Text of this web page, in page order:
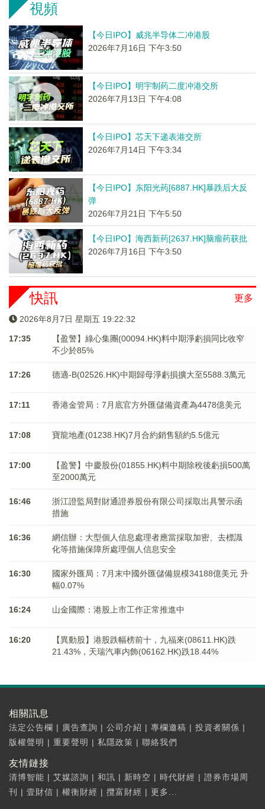
視頻
【今日IPO】威兆半导体二冲港股
2026年7月16日 下午3:50
【今日IPO】明宇制药二度冲港交所
2026年7月13日 下午4:08
【今日IPO】芯天下递表港交所
2026年7月14日 下午3:34
【今日IPO】东阳光药[6887.HK]暴跌后大反
弹
2026年7月21日 下午5:50
【今日IPO】海西新药[2637.HK]脑瘤药获批
2026年7月16日 下午3:50
更多
快訊
2026年8月7日 星期五 19:22:32
17:35
【盈警】綠心集團(00094.HK)料中期淨虧損同比收窄
不少於85%
17:26 德適-B(02526.HK)中期歸母淨虧損擴大至5588.3萬元
17:11 香港金管局：7月底官方外匯儲備資產為4478億美元
17:08 寶龍地產(01238.HK)7月合約銷售額約5.5億元
17:00
【盈警】中慶股份(01855.HK)料中期除稅後虧損500萬
至2000萬元
16:46
浙江證監局對財通證券股份有限公司採取出具警示函
措施
16:36
網信辦：大型個人信息處理者應當採取加密、去標識
化等措施保障所處理個人信息安全
16:30
國家外匯局：7月末中國外匯儲備規模34188億美元 升
幅0.07%
16:24 山金國際：港股上市工作正常推進中
16:20
【異動股】港股跌幅榜前十，九福來(08611.HK)跌
21.43%，天瑞汽車内飾(06162.HK)跌18.44%
相關訊息
法定公告欄 | 廣告查詢 | 公司介紹 | 專欄邀稿 | 投資者關係 |
版權聲明 | 重要聲明 | 私隱政策 | 聯絡我們
友情鏈接
清博智能 | 艾媒諮詢 | 和訊 | 新時空 | 時代財經 | 證券市場周
刊
| 壹財信 | 權衡財經 | 攬富財經 | 更多...